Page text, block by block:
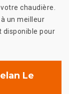
chaudière.
un meilleur
disponible pour
Le